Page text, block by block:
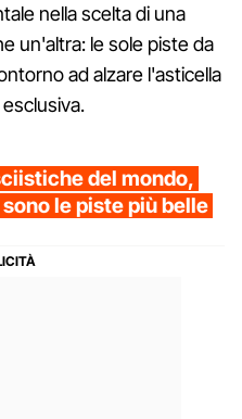
nella scelta di una
un'altra: le sole piste da
ad alzare l'asticella
del mondo,
le piste più belle